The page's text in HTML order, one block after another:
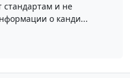
стандартам и не
о канди...